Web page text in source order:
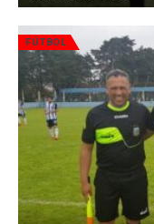
FÚTBOL